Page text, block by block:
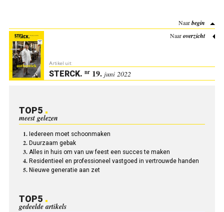
Naarbegin
Naaroverzicht
Artikel uit:
STERCK. nr19. juni 2022
TOP5
meest gelezen
Iedereen moet schoonmaken
Duurzaam gebak
Alles in huis om van uw feest een succes te maken
Residentieel en professioneel vastgoed in vertrouwde handen
Nieuwe generatie aan zet
TOP5
gedeelde artikels